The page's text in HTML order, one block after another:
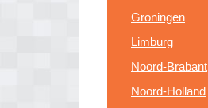
Groningen
Limburg
Noord-Brabant
Noord-Holland